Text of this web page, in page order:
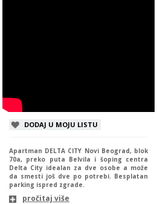
DODAJ U MOJU LISTU
Apartman DELTA CITY Novi Beograd, blok
70a, preko puta Belvila i šoping centra
Delta City idealan za dve osobe a može
da smesti još dve po potrebi. Besplatan
parking ispred zgrade.
pročitaj više